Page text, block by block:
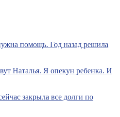
помощь. Год назад решила
Наталья. Я опекун ребенка. И
закрыла все долги по